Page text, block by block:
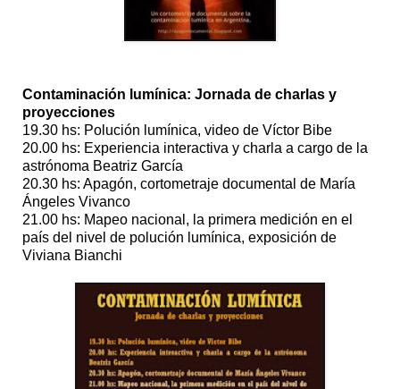
Contaminación lumínica: Jornada de charlas y
proyecciones
19.30 hs: Polución lumínica, video de Víctor Bibe
20.00 hs: Experiencia interactiva y charla a cargo de la
astrónoma Beatriz García
20.30 hs: Apagón, cortometraje documental de María
Ángeles Vivanco
21.00 hs: Mapeo nacional, la primera medición en el
país del nivel de polución lumínica, exposición de
Viviana Bianchi